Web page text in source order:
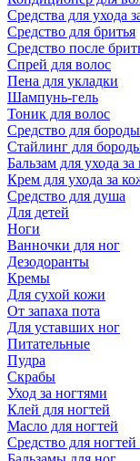
Средства для ухода
Средство для бритья
Средство после
Спрей для волос
Пена для укладки
Шампунь-гель
Тоник для волос
Средство для бороды
Стайлинг для
Бальзам для ухода
Крем для ухода за
Средство для душа
Для детей
Ноги
Ванночки для ног
Дезодоранты
Кремы
Для сухой кожи
От запаха пота
Для уставших ног
Питательные
Пудра
Скрабы
Уход за ногтями
Клей для ногтей
Масло для ногтей
Средство для